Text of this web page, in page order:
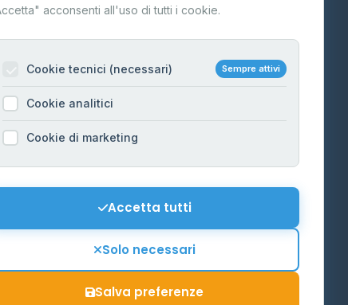
Contatti
Per gestori
Informazioni legali
Privacy Policy
Cookie Policy
Mappa del sito
Contattaci
acconsenti all'uso di tutti i cookie.
Cookie tecnici (necessari) Sempre attivi
Cookie analitici
Cookie di marketing
Accetta tutti
Solo necessari
Salva preferenze